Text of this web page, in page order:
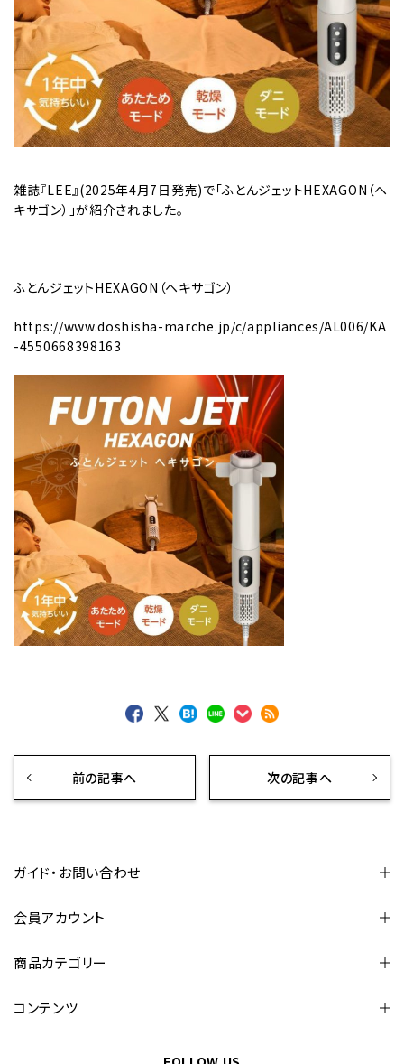
雑誌『LEE』(2025年4月7日発売)で「ふとんジェットHEXAGON（ヘ
キサゴン）」が紹介されました。
ふとんジェットHEXAGON（ヘキサゴン）
https://www.doshisha-marche.jp/c/appliances/AL006/KA
-4550668398163
前の記事へ 次の記事へ
ガイド・お問い合わせ
会員アカウント
商品カテゴリー
コンテンツ